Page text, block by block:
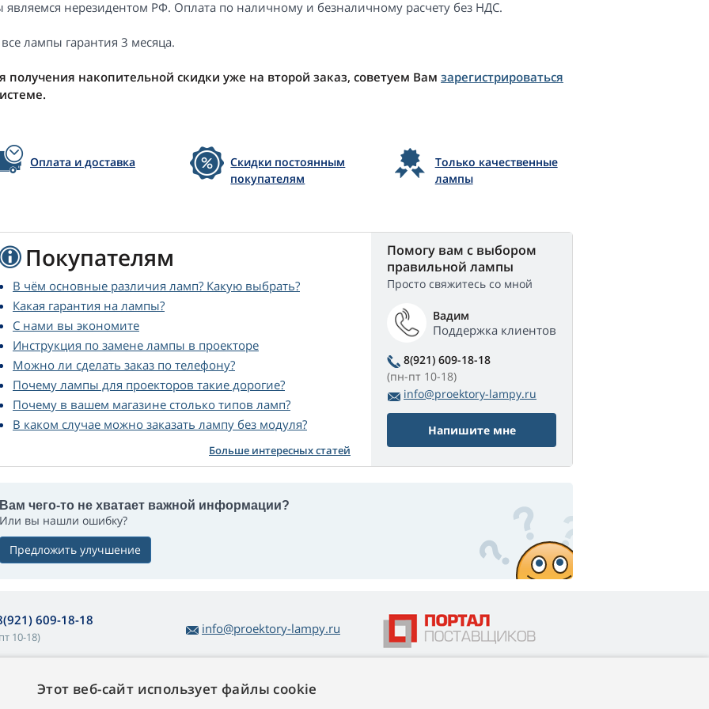
нерезидентом РФ. Оплата по наличному и безналичному расчету без НДС.
лампы гарантия 3 месяца.
получения накопительной скидки уже на второй заказ, советуем Вам зарегистрироваться
Оплата и доставка
Скидки постоянным
покупателям
Только качественные
лампы
Покупателям
В чём основные различия ламп? Какую выбрать?
Какая гарантия на лампы?
С нами вы экономите
Инструкция по замене лампы в проекторе
Можно ли сделать заказ по телефону?
Почему лампы для проекторов такие дорогие?
Почему в вашем магазине столько типов ламп?
В каком случае можно заказать лампу без модуля?
Больше интересных статей
Помогу вам с выбором
правильной лампы
Просто свяжитесь со мной
Вадим
Поддержка клиентов
8(921) 609-18-18
(пн-пт 10-18)
info@proektory-lampy.ru
Напишите мне
Вам чего-то не хватает важной информации?
Или вы нашли ошибку?
Предложить улучшение
609-18-18
10-18)
info@proektory-lampy.ru
покупке ламп О компании
Этот веб-сайт использует файлы cookie